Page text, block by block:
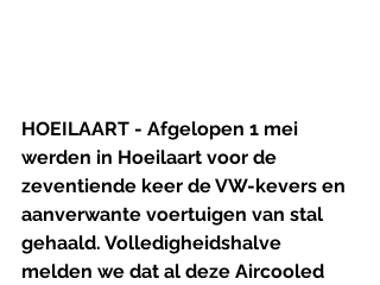
HOEILAART - Afgelopen 1 mei
werden in Hoeilaart voor de
zeventiende keer de VW-kevers en
aanverwante voertuigen van stal
gehaald. Volledigheidshalve
melden we dat al deze Aircooled